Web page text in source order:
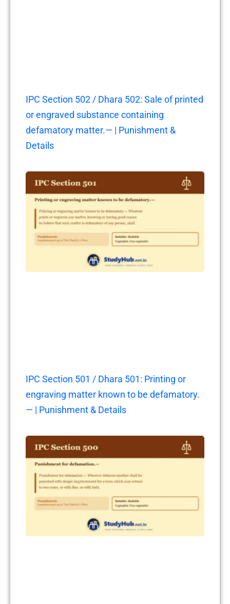
IPC Section 502 / Dhara 502: Sale of printed
or engraved substance containing
defamatory matter.— | Punishment &
Details
IPC Section 501 / Dhara 501: Printing or
engraving matter known to be defamatory.
— | Punishment & Details